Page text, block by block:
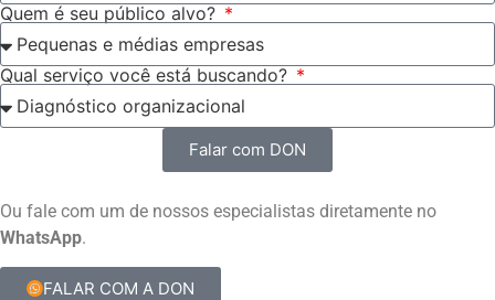
Quem é seu público alvo?
Qual serviço você está buscando?
Falar com DON
Ou fale com um de nossos especialistas diretamente no
WhatsApp.
FALAR COM A DON